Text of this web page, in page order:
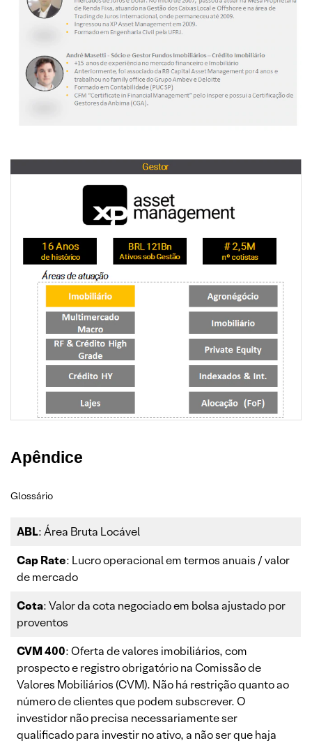
Apêndice
Glossário
ABL: Área Bruta Locável
Cap Rate: Lucro operacional em termos anuais / valor
de mercado
Cota: Valor da cota negociado em bolsa ajustado por
proventos
CVM 400: Oferta de valores imobiliários, com
prospecto e registro obrigatório na Comissão de
Valores Mobiliários (CVM). Não há restrição quanto ao
número de clientes que podem subscrever. O
investidor não precisa necessariamente ser
qualificado para investir no ativo, a não ser que haja